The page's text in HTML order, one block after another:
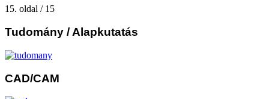
15. oldal / 15
Tudomány / Alapkutatás
CAD/CAM